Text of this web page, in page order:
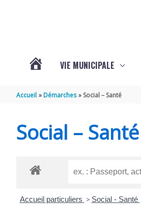
GEMME
VIE MUNICIPALE
Accueil Démarches Social – Santé
Social – Santé
Accueil particuliers > Social - Santé